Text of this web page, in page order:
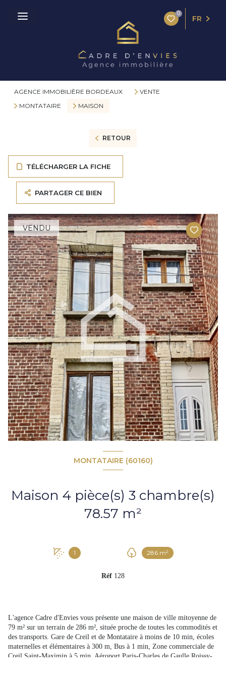
0
FR
AGENCE IMMOBILIÈRE BORDEAUX
VENTE
MONTATAIRE
MAISON
RETOUR
TÉLÉCHARGER LA FICHE
PARTAGER CE BIEN
VENDU
MONTATAIRE (60160)
Maison 4 pièce(s) 3 chambre(s)
78.57 m²
1 286 m²
Réf 128
L'agence Cadre d'Envies vous présente une maison de ville mitoyenne de
79 m² sur un terrain de 286 m², située proche de toutes les commodités et
des transports. Gare de Creil et de Montataire à moins de 10 min, écoles
maternelles et élémentaires à 300 m, Bus à 1 min, Zone commerciale de
Creil Saint-Maximin à 5 min, Aéroport Paris-Charles de Gaulle Roissy-